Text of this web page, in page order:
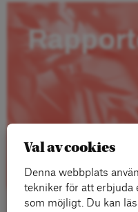
Val av cookies
Denna webbplats
tekniker för att erbjuda
som möjligt. Du kan